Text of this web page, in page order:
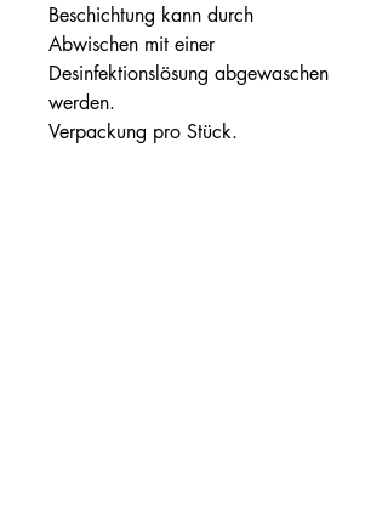
Beschichtung kann durch
Abwischen mit einer
Desinfektionslösung abgewaschen
werden.
Verpackung pro Stück.